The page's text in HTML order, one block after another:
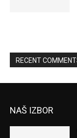
RECENT
NAŠ IZBOR